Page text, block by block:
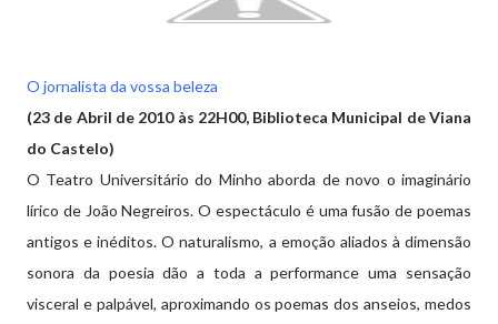
O jornalista da vossa beleza
(23 de Abril de 2010 às 22H00, Biblioteca Municipal de Viana
do Castelo)
O Teatro Universitário do Minho aborda de novo o imaginário
lírico de João Negreiros. O espectáculo é uma fusão de poemas
antigos e inéditos. O naturalismo, a emoção aliados à dimensão
sonora da poesia dão a toda a performance uma sensação
visceral e palpável, aproximando os poemas dos anseios, medos